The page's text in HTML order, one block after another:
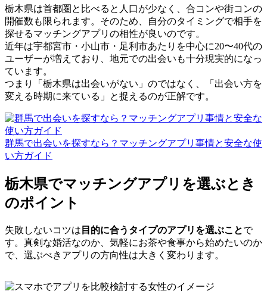
栃木県は首都圏と比べると人口が少なく、合コンや街コンの
開催数も限られます。そのため、自分のタイミングで相手を
探せるマッチングアプリの相性が良いのです。
近年は宇都宮市・小山市・足利市あたりを中心に20〜40代の
ユーザーが増えており、地元での出会いも十分現実的になっ
ています。
つまり「栃木県は出会いがない」のではなく、「出会い方を
変える時期に来ている」と捉えるのが正解です。
群馬で出会いを探すなら？マッチングアプリ事情と安全な使
い方ガイド
栃木県でマッチングアプリを選ぶとき
のポイント
失敗しないコツは 目的に合うタイプのアプリを選ぶことで
す。真剣な婚活なのか、気軽にお茶や食事から始めたいのか
で、選ぶべきアプリの方向性は大きく変わります。